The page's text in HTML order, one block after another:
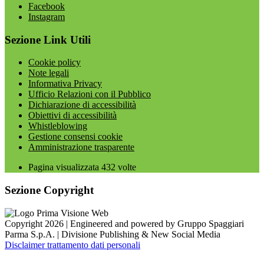
Facebook
Instagram
Sezione Link Utili
Cookie policy
Note legali
Informativa Privacy
Ufficio Relazioni con il Pubblico
Dichiarazione di accessibilità
Obiettivi di accessibilità
Whistleblowing
Gestione consensi cookie
Amministrazione trasparente
Pagina visualizzata 432 volte
Sezione Copyright
Copyright 2026 | Engineered and powered by Gruppo Spaggiari
Parma S.p.A. | Divisione Publishing & New Social Media
Disclaimer trattamento dati personali